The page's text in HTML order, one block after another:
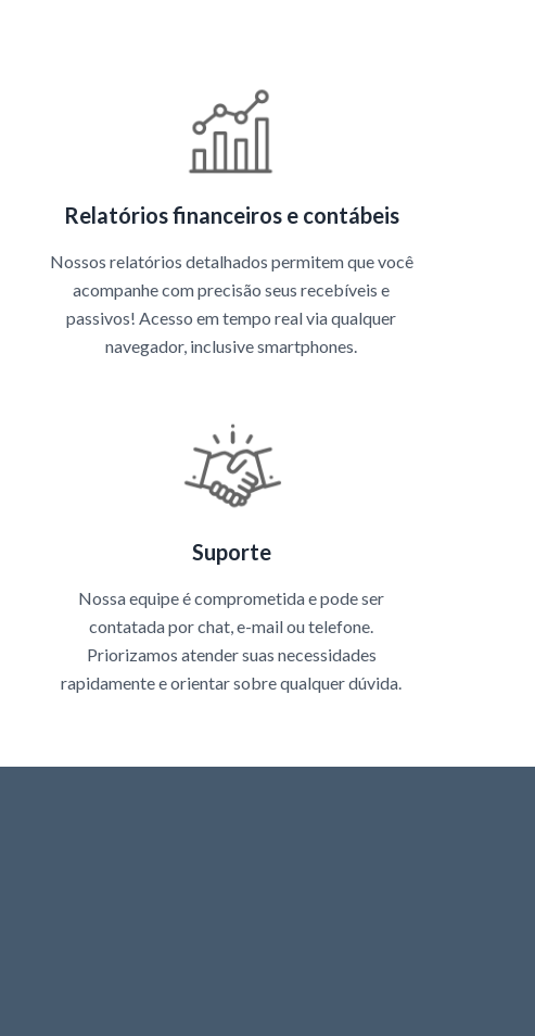
Relatórios financeiros e contábeis
Nossos relatórios detalhados permitem que você
acompanhe com precisão seus recebíveis e
passivos! Acesso em tempo real via qualquer
navegador, inclusive smartphones.
Suporte
Nossa equipe é comprometida e pode ser
contatada por chat, e-mail ou telefone.
Priorizamos atender suas necessidades
rapidamente e orientar sobre qualquer dúvida.